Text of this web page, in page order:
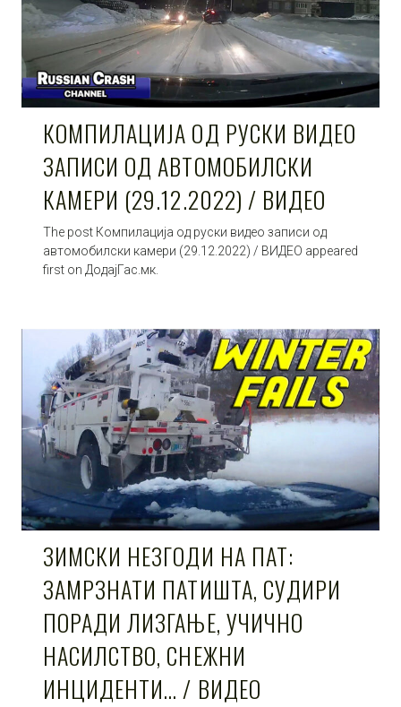
КОМПИЛАЦИЈА ОД РУСКИ ВИДЕО
ЗАПИСИ ОД АВТОМОБИЛСКИ
КАМЕРИ (29.12.2022) / ВИДЕО
The post Компилација од руски видео записи од
автомобилски камери (29.12.2022) / ВИДЕО appeared
first on ДодајГас.мк.
ЗИМСКИ НЕЗГОДИ НА ПАТ:
ЗАМРЗНАТИ ПАТИШТА, СУДИРИ
ПОРАДИ ЛИЗГАЊЕ, УЧИЧНО
НАСИЛСТВО, СНЕЖНИ
ИНЦИДЕНТИ… / ВИДЕО